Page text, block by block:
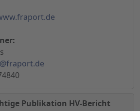
Publikation HV-Bericht